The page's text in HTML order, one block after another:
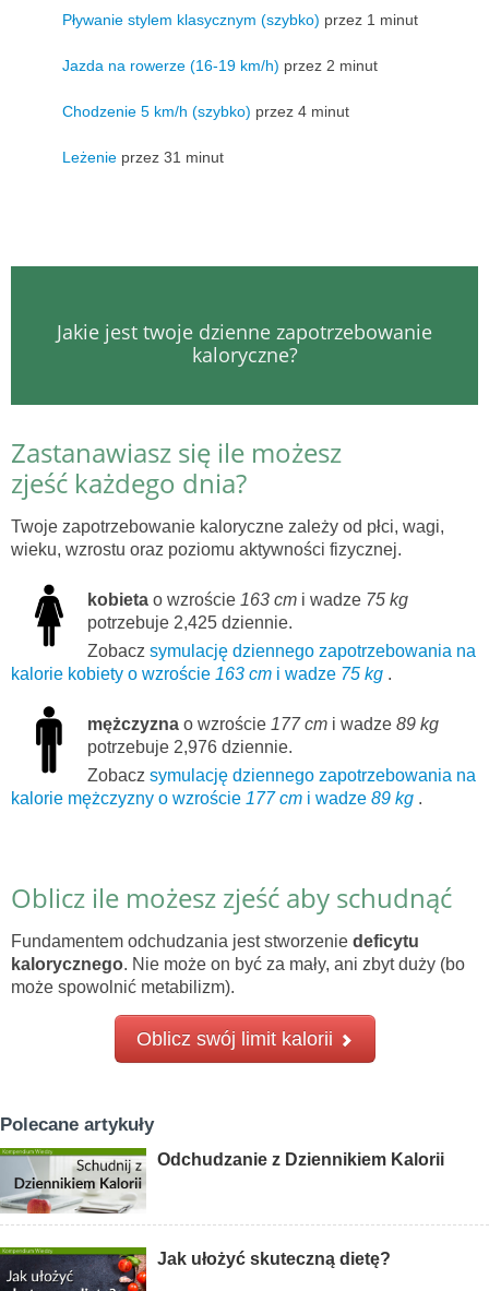
Pływanie stylem klasycznym (szybko) przez 1 minut
Jazda na rowerze (16-19 km/h) przez 2 minut
Chodzenie 5 km/h (szybko) przez 4 minut
Leżenie przez 31 minut
Jakie jest twoje dzienne zapotrzebowanie
kaloryczne?
Zastanawiasz się ile możesz
zjeść każdego dnia?
Twoje zapotrzebowanie kaloryczne zależy od płci, wagi,
wieku, wzrostu oraz poziomu aktywności fizycznej.
kobieta o wzroście 163 cm i wadze 75 kg
potrzebuje 2,425 dziennie.
Zobacz symulację dziennego zapotrzebowania na
kalorie kobiety o wzroście 163 cm i wadze 75 kg .
mężczyzna o wzroście 177 cm i wadze 89 kg
potrzebuje 2,976 dziennie.
Zobacz symulację dziennego zapotrzebowania na
kalorie mężczyzny o wzroście 177 cm i wadze 89 kg .
Oblicz ile możesz zjeść aby schudnąć
Fundamentem odchudzania jest stworzenie deficytu
kalorycznego. Nie może on być za mały, ani zbyt duży (bo
może spowolnić metabilizm).
Oblicz swój limit kalorii
Polecane artykuły
Odchudzanie z Dziennikiem Kalorii
Jak ułożyć skuteczną dietę?